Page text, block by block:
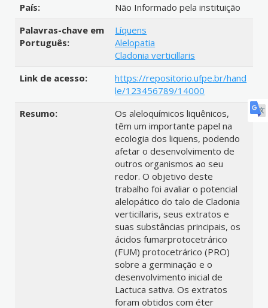
País:
Não Informado pela instituição
Palavras-chave em
Português:
Líquens
Alelopatia
Cladonia verticillaris
Link de acesso:
https://repositorio.ufpe.br/hand
le/123456789/14000
Resumo:
Os aleloquímicos liquênicos,
têm um importante papel na
ecologia dos liquens, podendo
afetar o desenvolvimento de
outros organismos ao seu
redor. O objetivo deste
trabalho foi avaliar o potencial
alelopático do talo de Cladonia
verticillaris, seus extratos e
suas substâncias principais, os
ácidos fumarprotocetrárico
(FUM) protocetrárico (PRO)
sobre a germinação e o
desenvolvimento inicial de
Lactuca sativa. Os extratos
foram obtidos com éter